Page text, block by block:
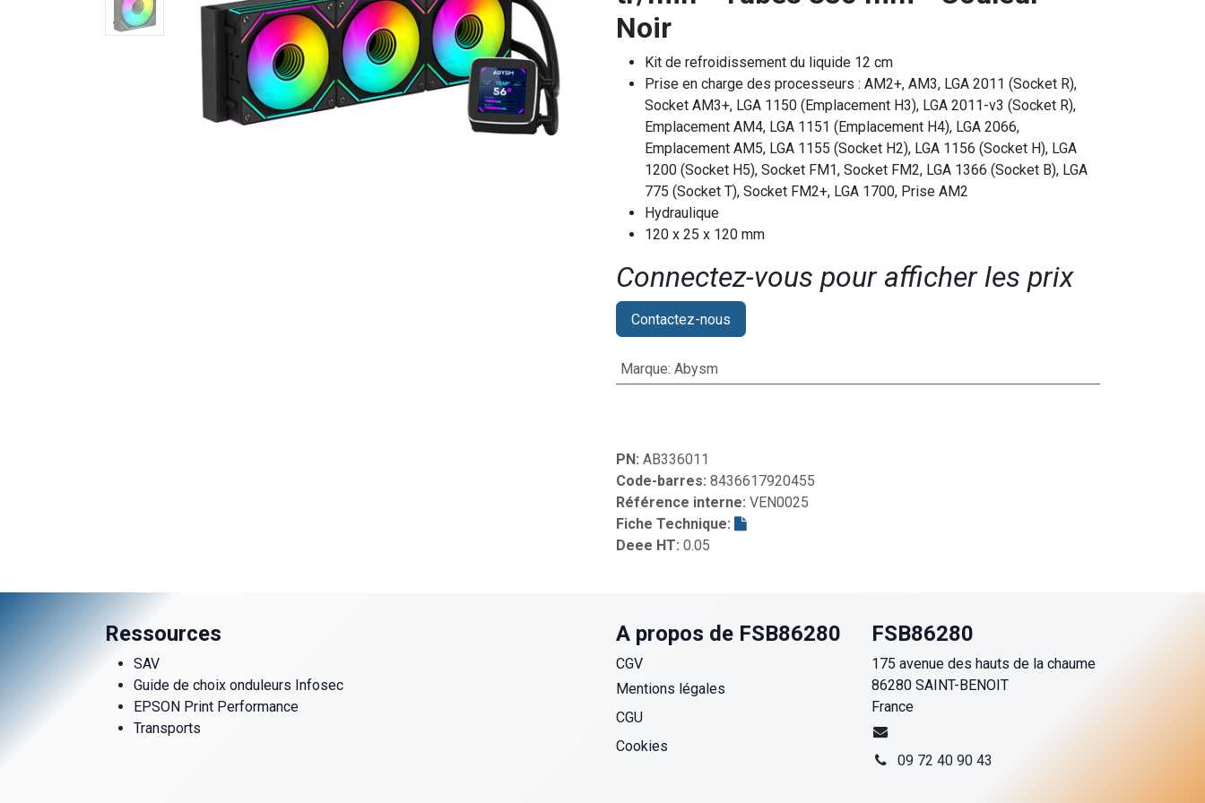
Noir
Kit de refroidissement du liquide 12 cm
Prise en charge des processeurs : AM2+, AM3, LGA 2011 (Socket R),
Socket AM3+, LGA 1150 (Emplacement H3), LGA 2011-v3 (Socket R),
Emplacement AM4, LGA 1151 (Emplacement H4), LGA 2066,
Emplacement AM5, LGA 1155 (Socket H2), LGA 1156 (Socket H), LGA
1200 (Socket H5), Socket FM1, Socket FM2, LGA 1366 (Socket B), LGA
775 (Socket T), Socket FM2+, LGA 1700, Prise AM2
Hydraulique
120 x 25 x 120 mm
Connectez-vous pour afficher les prix​
Contactez-nous
Marque: Abysm
PN: AB336011
Code-barres: 8436617920455
Référence interne: VEN0025
Fiche Technique:
Deee HT: 0.05
Ressources
SAV
Guide de choix onduleurs Infosec
EPSON Print Performance
Transports
A propos de FSB86280
CGV
Mentions légales
CGU
Cookies
FSB86280
175 avenue des hauts de la chaume
86280 SAINT-BENOIT
France
09 72 40 90 43